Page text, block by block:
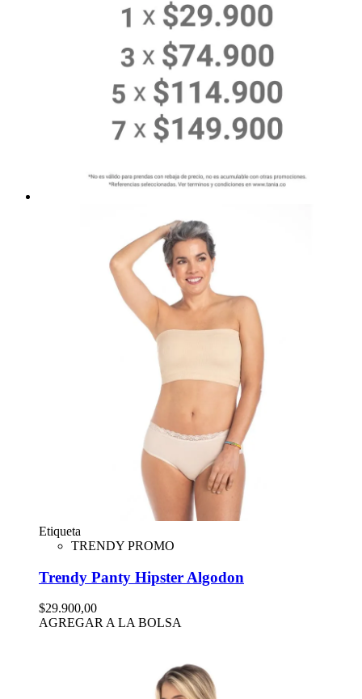
Etiqueta
TRENDY PROMO
Trendy Panty Hipster Algodon
$29.900,00
AGREGAR A LA BOLSA